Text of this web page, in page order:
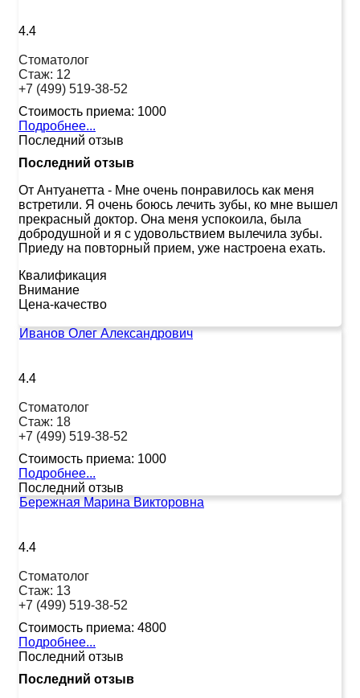
4.4
Стоматолог
Стаж: 12
+7 (499) 519-38-52
Стоимость приема: 1000
Подробнее...
Последний отзыв
Последний отзыв
От Антуанетта - Мне очень понравилось как меня
встретили. Я очень боюсь лечить зубы, ко мне вышел
прекрасный доктор. Она меня успокоила, была
добродушной и я с удовольствием вылечила зубы.
Приеду на повторный прием, уже настроена ехать.
Квалификация
Внимание
Цена-качество
Иванов Олег Александрович
4.4
Стоматолог
Стаж: 18
+7 (499) 519-38-52
Стоимость приема: 1000
Подробнее...
Последний отзыв
Бережная Марина Викторовна
4.4
Стоматолог
Стаж: 13
+7 (499) 519-38-52
Стоимость приема: 4800
Подробнее...
Последний отзыв
Последний отзыв